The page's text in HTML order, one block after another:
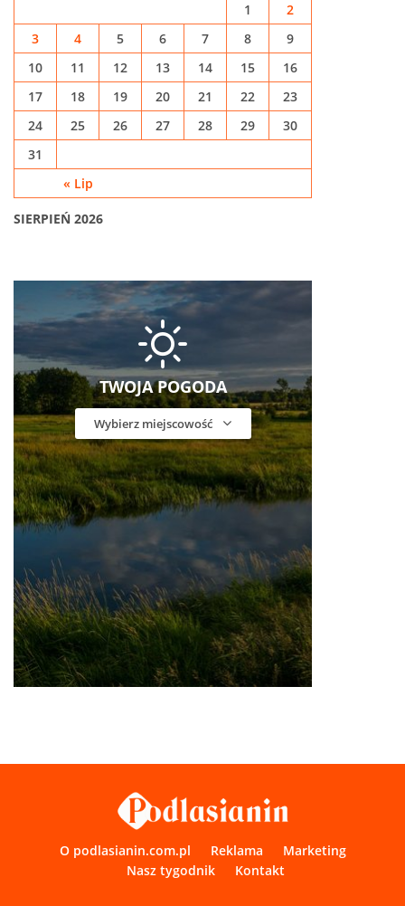
SIERPIEŃ 2026
« Lip
1
2
3
4 5 6 7 8
9
10
11 12 13 14 15
16
17
18 19 20 21 22
23
24
25 26 27 28 29
30
31
TWOJA POGODA
Wybierz miejscowość
O podlasianin.com.pl Reklama
Marketing
Nasz tygodnik
Kontakt